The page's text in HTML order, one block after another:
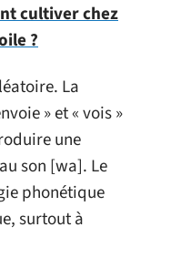
cultiver chez
?
La
» et « vois »
une
son [wa]. Le
phonétique
surtout à